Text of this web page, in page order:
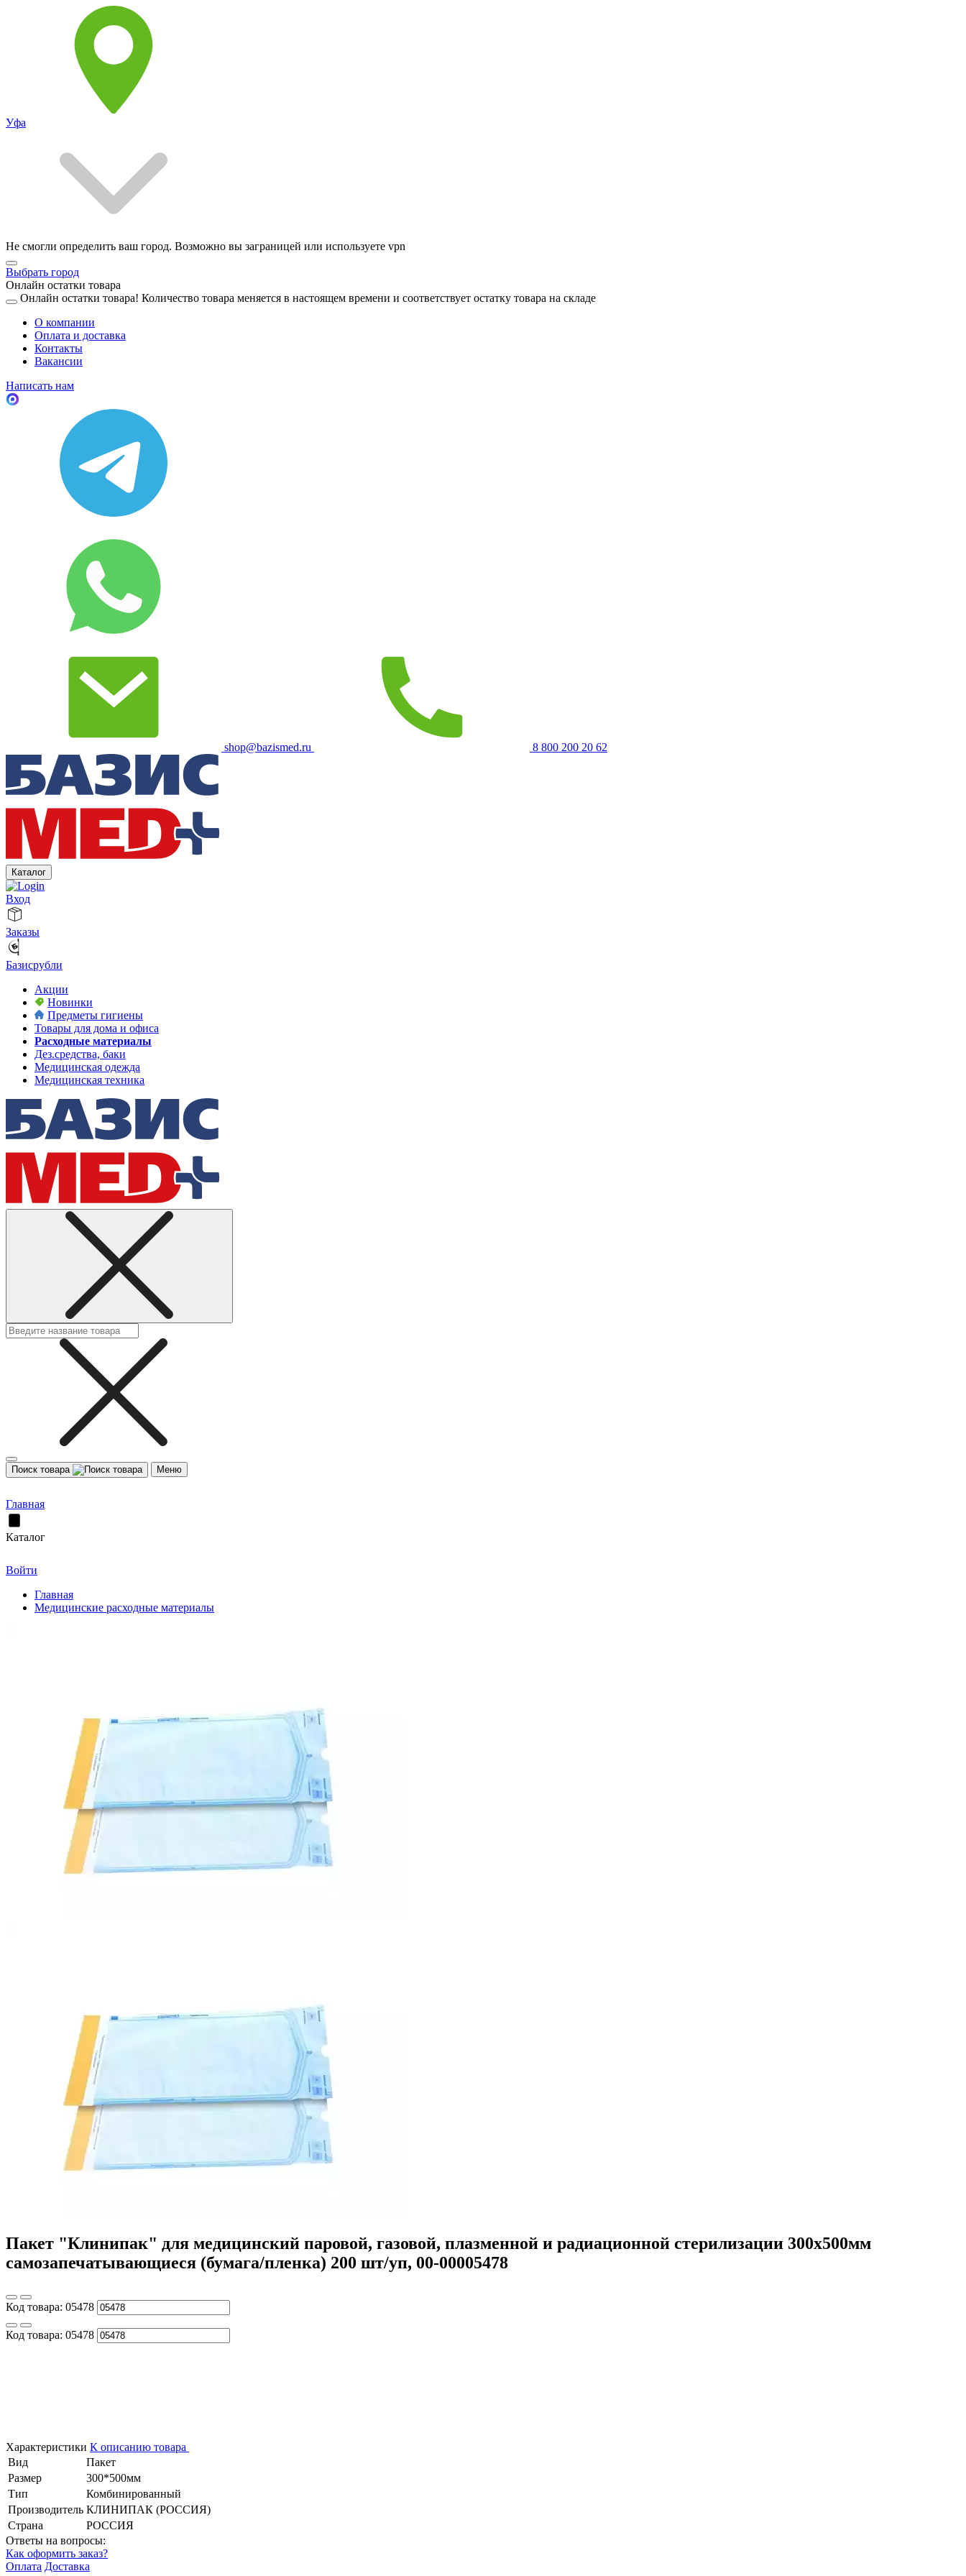
Уфа
Не смогли определить ваш город. Возможно вы заграницей или используете vpn
Выбрать город
Онлайн остатки товара
Онлайн остатки товара! Количество товара меняется в настоящем времени и соответствует остатку товара на складе
О компании
Оплата и доставка
Контакты
Вакансии
Написать нам
shop@bazismed.ru 8 800 200 20 62
Каталог
Вход
Заказы
Базисрубли
Акции
Новинки
Предметы гигиены
Товары для дома и офиса
Расходные материалы
Дез.средства, баки
Медицинская одежда
Медицинская техника
Поиск товара Меню
Главная
Каталог
Войти
Главная
Медицинские расходные материалы
Пакет "Клинипак" для медицинский паровой, газовой, плазменной и радиационной стерилизации 300х500мм
самозапечатывающиеся (бумага/пленка) 200 шт/уп, 00-00005478
Код товара: 05478
Код товара: 05478
Характеристики К описанию товара
Вид
Пакет
Размер
300*500мм
Тип
Комбинированный
Производитель КЛИНИПАК (РОССИЯ)
Страна
РОССИЯ
Ответы на вопросы:
Как оформить заказ?
Оплата Доставка